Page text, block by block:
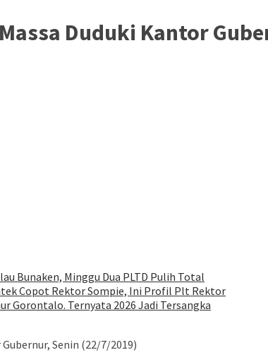
Duduki Kantor
Bunaken, Minggu Dua PLTD Pulih Total
Copot Rektor Sompie, Ini Profil Plt Rektor
Gorontalo. Ternyata 2026 Jadi Tersangka
Senin (22/7/2019)